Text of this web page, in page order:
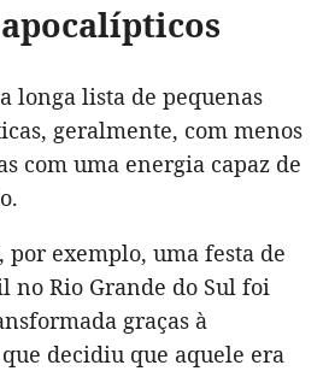
longa lista de pequenas
geralmente, com menos
com uma energia capaz de
por exemplo, uma festa de
Rio Grande do Sul foi
graças à
decidiu que aquele era